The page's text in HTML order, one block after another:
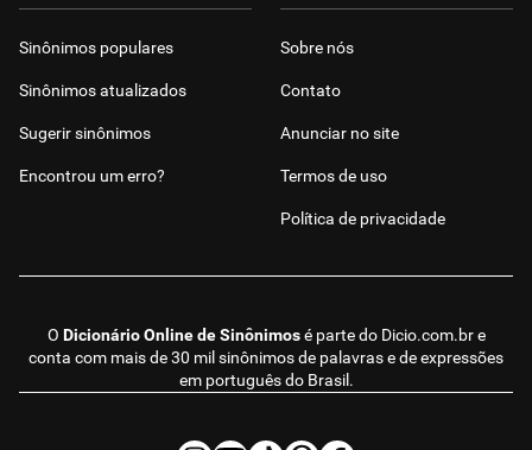
O Dicionário Online de Sinônimosé parte do Dicio.com.bre
conta com mais de 30 mil sinônimos de palavras e de expressões
em português do Brasil.
Sinônimos populares
Sinônimos atualizados
Sugerir sinônimos
Encontrou um erro?
Sobre nós
Contato
Anunciar no site
Termos de uso
Política de privacidade